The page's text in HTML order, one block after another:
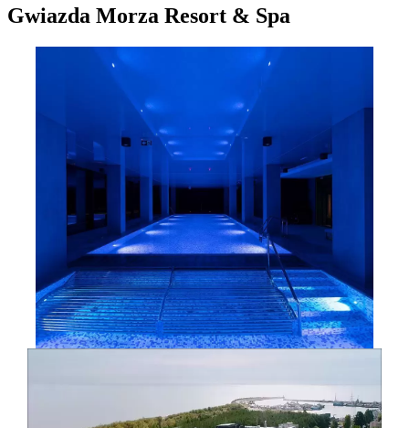
Gwiazda Morza Resort & Spa